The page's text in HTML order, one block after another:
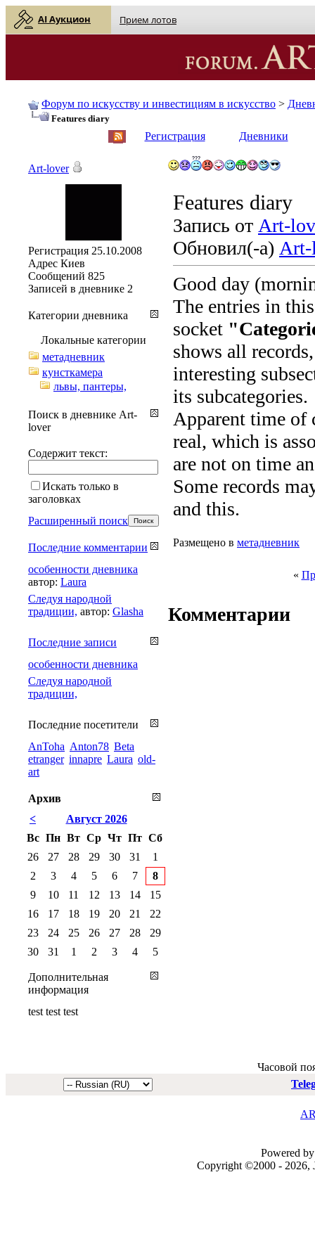
AI Аукцион Прием лотов
Форум по искусству и инвестициям в искусство >
Features diary
Регистрация Дневники
Features diary
Запись от Art-
Обновил(-а)
Good day
The entries in
socket
shows all
interesting
its subcategories.
Apparent time of
real, which is
are not on time
Some records
and this.
Размещено в метадневник
«
Комментарии
Art-lover
Регистрация 25.10.2008
Адрес Киев
Сообщений 825
Записей в дневнике 2
Категории дневника
Локальные категории
метадневник
кунсткамера
львы, пантеры,
Поиск в дневнике Art-
lover
Содержит текст:
Искать только в
заголовках
Расширенный поиск
Последние комментарии
особенности дневника
автор: Laura
Cледуя народной
традиции, автор: Glasha
Последние записи
особенности дневника
Cледуя народной
традиции,
Последние посетители
AnToha Anton78 Beta
etranger innapre Laura old-
art
Архив
<
Август 2026
Вс Пн Вт Ср Чт Пт Сб
26
27 28 29 30 31
1
2
3 4 5 6 7
8
9
10 11 12 13 14
15
16
17 18 19 20 21
22
23
24 25 26 27 28
29
30
31 1 2 3 4 5
Дополнительная
информация
test test test
Часовой
Powered
Copyright ©2000 - 2026,